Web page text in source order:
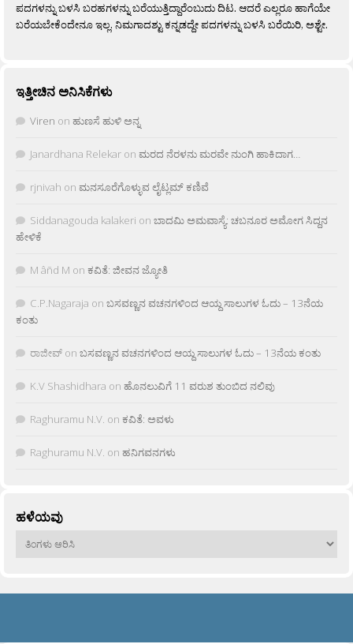
ಪದಗಳನ್ನು ಬಳಸಿ ಬರಹಗಳನ್ನು ಬರೆಯುತ್ತಿದ್ದಾರೆಂಬುದು ದಿಟ. ಆದರೆ ಎಲ್ಲರೂ ಹಾಗೆಯೇ
ಬರೆಯಬೇಕೆಂದೇನೂ ಇಲ್ಲ. ನಿಮಗಾದಶ್ಟು ಕನ್ನಡದ್ದೇ ಪದಗಳನ್ನು ಬಳಸಿ ಬರೆಯಿರಿ, ಅಶ್ಟೇ.
ಇತ್ತೀಚಿನ ಅನಿಸಿಕೆಗಳು
Viren on ಹುಣಸೆ ಹುಳಿ ಅನ್ನ
Janardhana Relekar on ಮರದ ನೆರಳನು ಮರವೇ ನುಂಗಿ ಹಾಕಿದಾಗ…
rjnivah on ಮನಸೂರೆಗೊಳ್ಳುವ ಲೈಟ್ಲಮ್ ಕಣಿವೆ
Siddanagouda kalakeri on ಬಾದಮಿ ಅಮವಾಸ್ಯೆ: ಚಬನೂರ ಅಮೋಗ ಸಿದ್ದನ
ಹೇಳಿಕೆ
M âñd M on ಕವಿತೆ: ಜೀವನ ಜ್ಯೋತಿ
C.P.Nagaraja on ಬಸವಣ್ಣನ ವಚನಗಳಿಂದ ಆಯ್ದ ಸಾಲುಗಳ ಓದು – 13ನೆಯ
ಕಂತು
ರಾಜೀವ್ on ಬಸವಣ್ಣನ ವಚನಗಳಿಂದ ಆಯ್ದ ಸಾಲುಗಳ ಓದು – 13ನೆಯ ಕಂತು
K.V Shashidhara on ಹೊನಲುವಿಗೆ 11 ವರುಶ ತುಂಬಿದ ನಲಿವು
Raghuramu N.V. on ಕವಿತೆ: ಅವಳು
Raghuramu N.V. on ಹನಿಗವನಗಳು
ಹಳೆಯವು
ಹಳೆಯವು